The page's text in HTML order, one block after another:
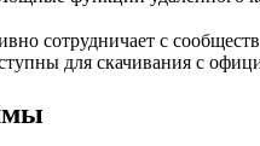
сотрудничает с
для скачивания с